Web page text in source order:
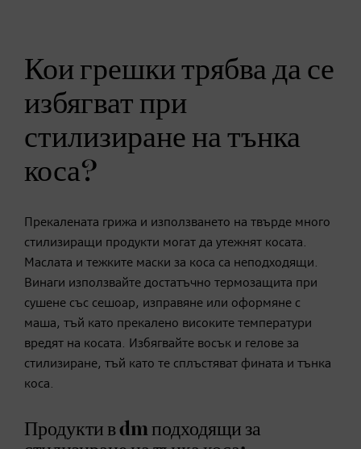
Кои грешки трябва да се
избягват при
стилизиране на тънка
коса?
Прекалената грижа и използването на твърде много
стилизиращи продукти могат да утежнят косата.
Маслата и тежките маски за коса са неподходящи.
Винаги използвайте достатъчно термозащита при
сушене със сешоар, изправяне или оформяне с
маша, тъй като прекалено високите температури
вредят на косата. Избягвайте восък и гелове за
стилизиране, тъй като те сплъстяват фината и тънка
коса.
Продукти в dm подходящи за